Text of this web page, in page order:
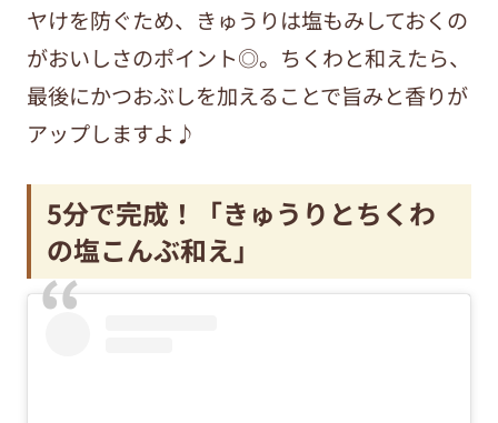
ヤけを防ぐため、きゅうりは塩もみしておくの
がおいしさのポイント◎。ちくわと和えたら、
最後にかつおぶしを加えることで旨みと香りが
アップしますよ♪
5分で完成！「きゅうりとちくわ
の塩こんぶ和え」